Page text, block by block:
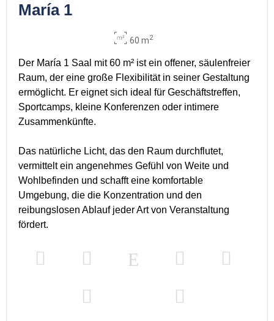
María 1
60 m2
Der María 1 Saal mit 60 m² ist ein offener, säulenfreier
Raum, der eine große Flexibilität in seiner Gestaltung
ermöglicht. Er eignet sich ideal für Geschäftstreffen,
Sportcamps, kleine Konferenzen oder intimere
Zusammenkünfte.
Das natürliche Licht, das den Raum durchflutet,
vermittelt ein angenehmes Gefühl von Weite und
Wohlbefinden und schafft eine komfortable
Umgebung, die die Konzentration und den
reibungslosen Ablauf jeder Art von Veranstaltung
fördert.